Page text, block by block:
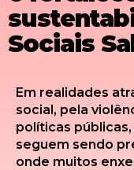
Sociais
Em realidades
social, pela
políticas públicas,
seguem sendo
onde muitos